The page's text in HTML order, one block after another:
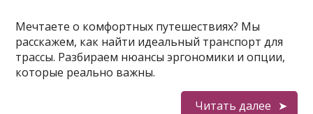
Мечтаете о комфортных путешествиях? Мы
расскажем, как найти идеальный транспорт для
трассы. Разбираем нюансы эргономики и опции,
которые реально важны.
Читать далее